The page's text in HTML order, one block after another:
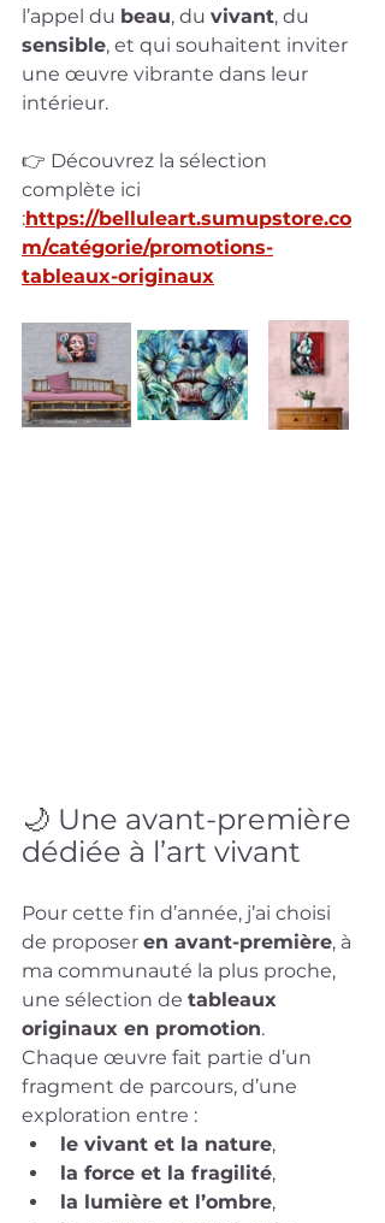
l’appel du beau, du vivant, du
sensible, et qui souhaitent inviter
une œuvre vibrante dans leur
intérieur.
👉 Découvrez la sélection
complète ici
:https://belluleart.sumupstore.co
m/catégorie/promotions-
tableaux-originaux
🌙 Une avant-première
dédiée à l’art vivant
Pour cette fin d’année, j’ai choisi
de proposer en avant-première, à
ma communauté la plus proche,
une sélection de tableaux
originaux en promotion.
Chaque œuvre fait partie d’un
fragment de parcours, d’une
exploration entre :
le vivant et la nature,
la force et la fragilité,
la lumière et l’ombre,